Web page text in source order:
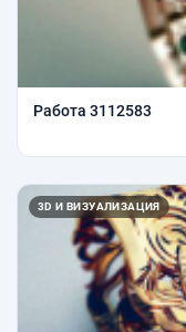
Работа 3112583
3D И ВИЗУАЛИЗАЦИЯ